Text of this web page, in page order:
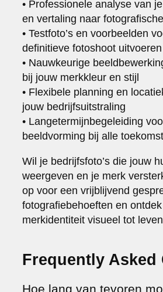
• Professionele analyse van
en vertaling naar
• Testfoto’s en voorbeelden
definitieve fotoshoot uitvoeren
• Nauwkeurige
bij jouw merkkleur en stijl
• Flexibele planning en
jouw bedrijfsuitstraling
• Langetermijnbegeleiding
beeldvorming bij alle
Wil je bedrijfsfoto’s die jouw
weergeven en je merk
op voor een vrijblijvend
fotografiebehoeften en
merkidentiteit visueel tot
Frequently Asked
Hoe lang van tevoren